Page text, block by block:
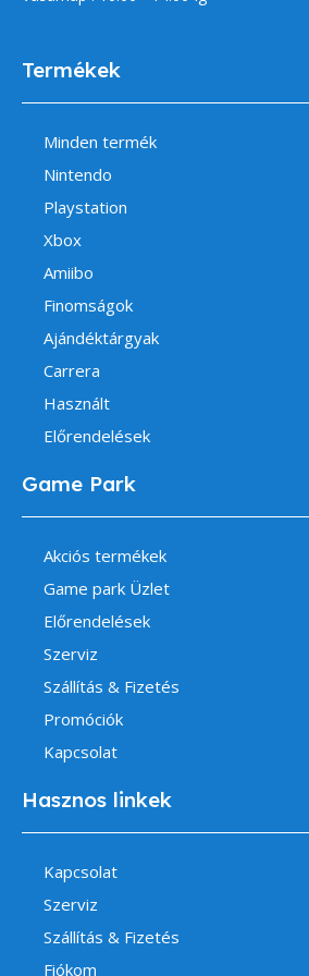
Termékek
Minden termék
Nintendo
Playstation
Xbox
Amiibo
Finomságok
Ajándéktárgyak
Carrera
Használt
Előrendelések
Game Park
Akciós termékek
Game park Üzlet
Előrendelések
Szerviz
Szállítás & Fizetés
Promóciók
Kapcsolat
Hasznos linkek
Kapcsolat
Szerviz
Szállítás & Fizetés
Fiókom